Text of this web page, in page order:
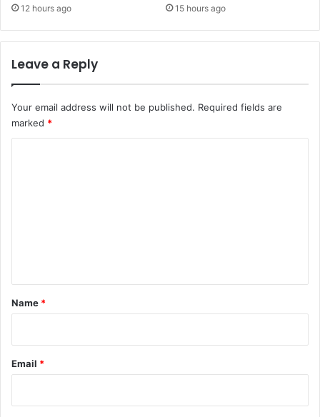
12 hours ago 15 hours ago
Leave a Reply
Your email address will not be published. Required fields are
marked *
*
Name *
Email *